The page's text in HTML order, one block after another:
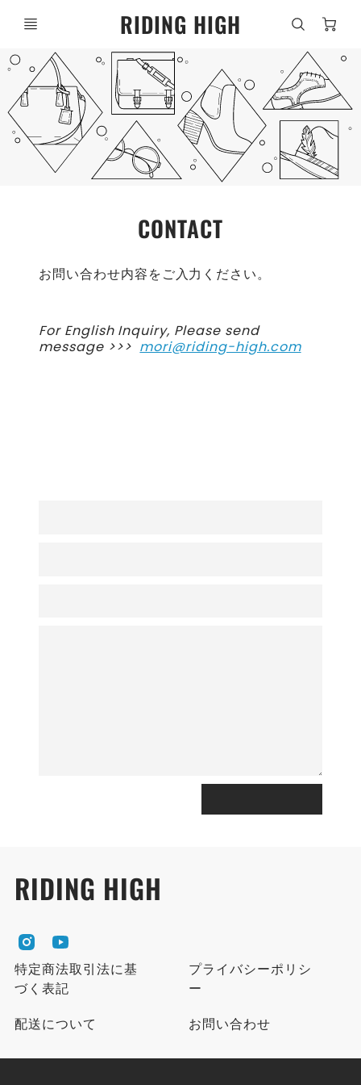
RIDING HIGH
CONTACT
お問い合わせ内容をご入力ください。
For English Inquiry, Please send
message >>> mori@riding-high.com
RIDING HIGH
R
I
D
G
I
R
I
D
I
G
I
特定商法取引法に基
づく表記
プライバシーポリシ
ー
配送について
お問い合わせ